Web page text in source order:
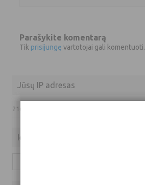
Parašykite komentarą
Tik prisijungę vartotojai gali komentuoti.
Jūsų IP adresas
216.73.217.80
Ieškoti